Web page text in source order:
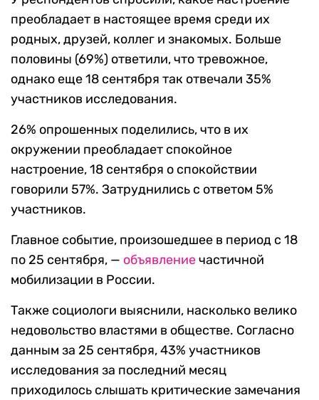
преобладает в настоящее время среди их
родных, друзей, коллег и знакомых. Больше
половины (69%) ответили, что тревожное,
однако еще 18 сентября так отвечали 35%
участников исследования.
26% опрошенных поделились, что в их
окружении преобладает спокойное
настроение, 18 сентября о спокойствии
говорили 57%. Затруднились с ответом 5%
участников.
Главное событие, произошедшее в период с 18
по 25 сентября, — объявлениечастичной
мобилизации в России.
Также социологи выяснили, насколько велико
недовольство властями в обществе. Согласно
данным за 25 сентября, 43% участников
исследования за последний месяц
приходилось слышать критические замечания